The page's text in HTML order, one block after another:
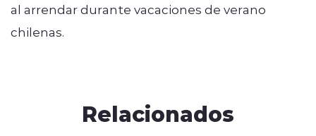
al arrendar durante vacaciones de verano
chilenas.
Relacionados